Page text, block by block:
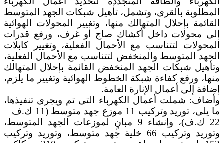
المطلوبة بالقرى، وتشمل، تأهيل شبكات الجهد المتوسط
القائمة بإحلال المتهالك منها، وتغيير المحولات الهوائية
إلى محولات داخل أكشاك صاج أو غرف، ورفع قدرات
المحولات لتتناسب مع الأحمال الفعلية، وتغيير كابلات
الجهد المتوسط والمنخفض لتتناسب مع الأحمال الفعلية،
وتأهيل شبكات الجهد المنخفض القائمة بإحلال المتهالك
منها، ورفع كفاءة شبكة الخطوط الهوائية وتغيير ما يلزم،
إضافة إلى أعمال الإنارة العامة.
وأضاف: شملت أعمال الكهرباء التى تم ويجرى تنفيذها،
ما يلى، توريد وتركيب 11 موزع جهد متوسط (11 ك.ف –
22 ك.ف)، وإنشاء 9 مبانٍ لموزعات الجهد المتوسط،
وتوريد وتركيب 66 خلية جهد متوسط، وتوريد وتركيب